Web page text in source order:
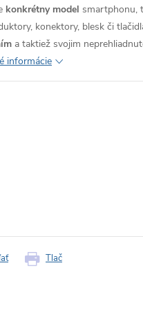
konkrétny model smartphonu,
konektory, blesk či
a taktiež svojim
informácie
Tlač